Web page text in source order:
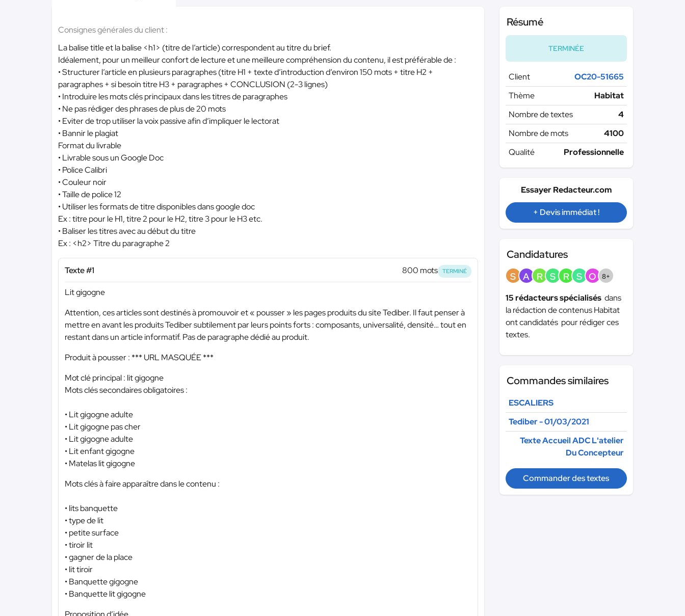
Consignes générales du client :
La balise title et la balise <h1> (titre de l’article) correspondent au titre du brief.
Idéalement, pour un meilleur confort de lecture et une meilleure compréhension du contenu, il est préférable de :
• Structurer l’article en plusieurs paragraphes (titre H1 + texte d’introduction d’environ 150 mots + titre H2 +
paragraphes + si besoin titre H3 + paragraphes + CONCLUSION (2-3 lignes)
• Introduire les mots clés principaux dans les titres de paragraphes
• Ne pas rédiger des phrases de plus de 20 mots
• Eviter de trop utiliser la voix passive afin d’impliquer le lectorat
• Bannir le plagiat
Format du livrable
• Livrable sous un Google Doc
• Police Calibri
• Couleur noir
• Taille de police 12
• Utiliser les formats de titre disponibles dans google doc
Ex : titre pour le H1, titre 2 pour le H2, titre 3 pour le H3 etc.
• Baliser les titres avec au début du titre
Ex : <h2> Titre du paragraphe 2
Texte #1 800 mots TERMINÉ
Lit gigogne
Attention, ces articles sont destinés à promouvoir et « pousser » les pages produits du site Tediber. Il faut penser à
mettre en avant les produits Tediber subtilement par leurs points forts : composants, universalité, densité… tout en
restant dans un article informatif. Pas de paragraphe dédié au produit.
Produit à pousser : *** URL MASQUÉE ***
Mot clé principal : lit gigogne
Mots clés secondaires obligatoires :
• Lit gigogne adulte
• Lit gigogne pas cher
• Lit gigogne adulte
• Lit enfant gigogne
• Matelas lit gigogne
Mots clés à faire apparaître dans le contenu :
• lits banquette
• type de lit
• petite surface
• tiroir lit
• gagner de la place
• lit tiroir
• Banquette gigogne
• Banquette lit gigogne
Résumé
TERMINÉE
Client
OC20-51665
Thème
Habitat
Nombre de textes
4
Nombre de mots
4100
Qualité
Professionnelle
Essayer Redacteur.com
+ Devis immédiat !
Candidatures
S A R S R S O 8+
15 rédacteurs spécialisés dans
la rédaction de contenus Habitat
ont candidatés pour rédiger ces
textes.
Commandes similaires
ESCALIERS
Tediber - 01/03/2021
Texte Accueil ADC L'atelier
Du Concepteur
Commander des textes